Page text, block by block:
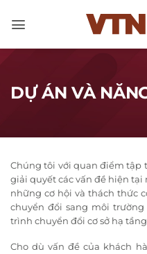
DỰ ÁN VÀ
Chúng tôi với quan điểm tập
giải quyết các vấn đề hiện
những cơ hội và thách thức
chuyển đổi sang môi
trình chuyển đổi cơ sở hạ
Cho dù vấn đề của khách